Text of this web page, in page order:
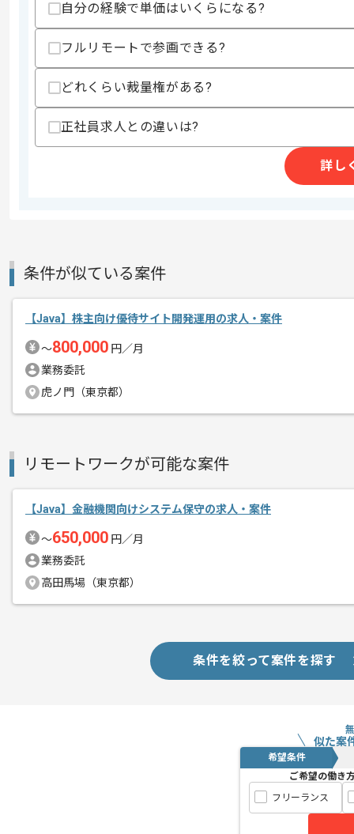
その他募集要項
募集人数
1人
作業開始日
エージェントからのコ
メント
ITコンサルティング、IT系人材紹介、IT
を展開している企業でございます。
今回はマイグレーション向けJava開発
自分の経験で単価はいくらになる?
フルリモートで参画できる?
どれくらい裁量権がある?
正社員求人との違いは?
詳し
条件が似ている案件
【Java】株主向け優待サイト開発運用の求人・案件
〜800,000 円／月
業務委託
虎ノ門（東京都）
リモートワークが可能な案件
【Java】金融機関向けシステム保守の求人・案件
〜650,000 円／月
業務委託
高田馬場（東京都）
条件を絞って案件を探す
似た案
希望条件
ご希望の働き
フリーランス